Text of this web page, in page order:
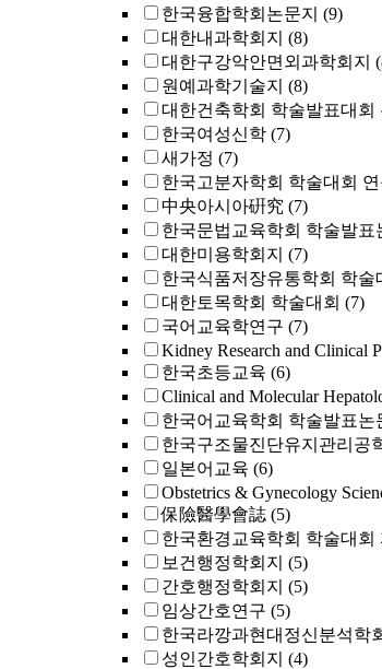
한국융합학회논문지 (9)
대한내과학회지 (8)
대한구강악안면외과학회지
원예과학기술지 (8)
대한건축학회 학술발표대회
한국여성신학 (7)
새가정 (7)
한국고분자학회 학술대회
中央아시아硏究 (7)
한국문법교육학회 학술발표
대한미용학회지 (7)
한국식품저장유통학회 학술
대한토목학회 학술대회 (7)
국어교육학연구 (7)
Kidney Research and Clinical
한국초등교육 (6)
Clinical and Molecular
한국어교육학회 학술발표논
한국구조물진단유지관리공
일본어교육 (6)
Obstetrics & Gynecology
保險醫學會誌 (5)
한국환경교육학회 학술대회
보건행정학회지 (5)
간호행정학회지 (5)
임상간호연구 (5)
한국라깡과현대정신분석학
성인간호학회지 (4)